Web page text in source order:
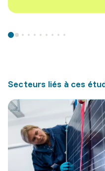
Secteurs liés à ces